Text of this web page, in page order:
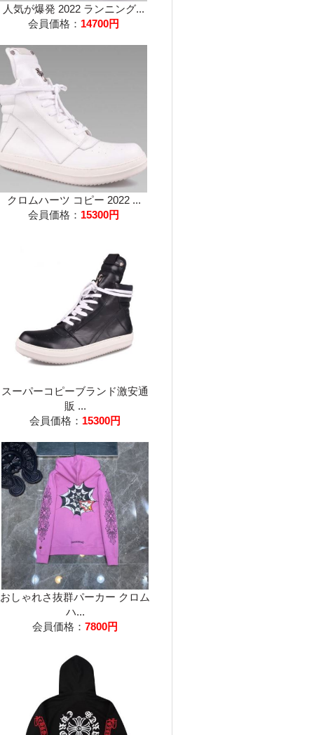
人気が爆発 2022 ランニング...
会員価格： 14700円
クロムハーツ コピー 2022 ...
会員価格： 15300円
スーパーコピーブランド激安通
販 ...
会員価格： 15300円
おしゃれさ抜群パーカー クロム
ハ...
会員価格： 7800円